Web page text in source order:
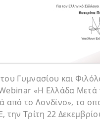
Γυμνασίου και
«Η Ελλάδα Μετά
από το Λονδίνο», το
την Τρίτη 22